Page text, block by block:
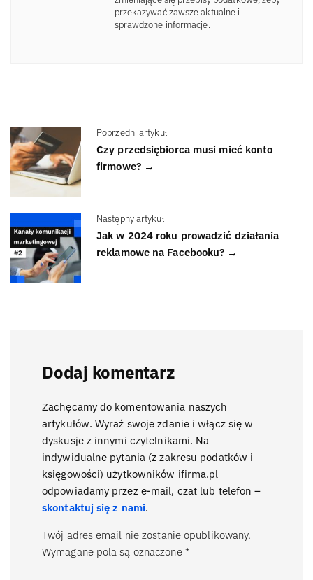
przekazywać zawsze aktualne i
sprawdzone informacje.
Poprzedni artykuł
Czy przedsiębiorca musi mieć konto
firmowe? →
Następny artykuł
Jak w 2024 roku prowadzić działania
reklamowe na Facebooku? →
Dodaj komentarz
Zachęcamy do komentowania naszych
artykułów. Wyraź swoje zdanie i włącz się w
dyskusje z innymi czytelnikami. Na
indywidualne pytania (z zakresu podatków i
księgowości) użytkowników ifirma.pl
odpowiadamy przez e-mail, czat lub telefon –
skontaktuj się z nami.
Twój adres email nie zostanie opublikowany.
Wymagane pola są oznaczone *